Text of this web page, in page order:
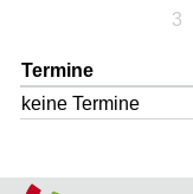
3
Termine
keine Termine